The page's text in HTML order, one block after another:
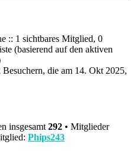
:: 1 sichtbares Mitglied, 0
(basierend auf den aktiven
Besuchern, die am 14. Okt 2025,
insgesamt 292 • Mitglieder
Phips243